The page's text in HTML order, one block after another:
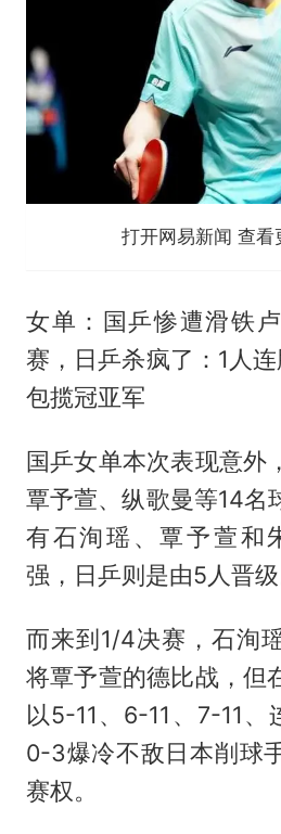
打开网易新闻 查看
女单：国乒惨遭滑铁
赛，日乒杀疯了：1人
包揽冠亚军
国乒女单本次表现意外
覃予萱、纵歌曼等14名
有石洵瑶、覃予萱和
强，日乒则是由5人晋级
而来到1/4决赛，石洵
将覃予萱的德比战，但
以5-11、6-11、7-11
0-3爆冷不敌日本削球
赛权。